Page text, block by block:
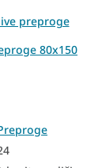
preproge
80x150